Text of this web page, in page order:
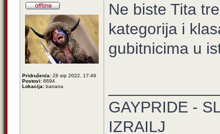
Pridružen/a: 28 srp 2022, 17:46
Postovi: 8694
Lokacija: banana
Ne biste Tita
kategorija i
gubitnicima u
GAYPRIDE -
IZRAILJ